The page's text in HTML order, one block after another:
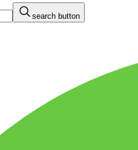
search button